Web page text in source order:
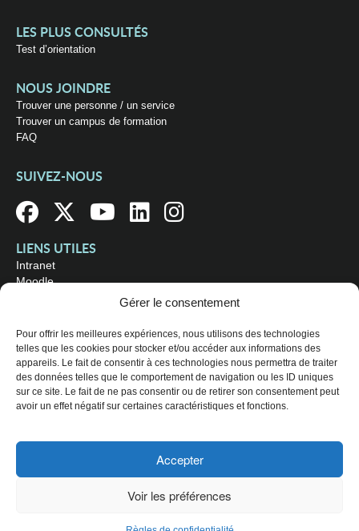
Gérer le consentement
Pour offrir les meilleures expériences, nous utilisons des technologies
telles que les cookies pour stocker et/ou accéder aux informations des
appareils. Le fait de consentir à ces technologies nous permettra de traiter
des données telles que le comportement de navigation ou les ID uniques
sur ce site. Le fait de ne pas consentir ou de retirer son consentement peut
avoir un effet négatif sur certaines caractéristiques et fonctions.
Accepter
Voir les préférences
LES PLUS CONSULTÉS
Test d’orientation
NOUS JOINDRE
Trouver une personne / un service
Trouver un campus de formation
FAQ
SUIVEZ-NOUS
LIENS UTILES
Intranet
Moodle
OÙ NOUS TROUVER
Campus principal
3800, rue Sherbrooke Est
Montréal (Québec) H1X 2A2
Consultez lesheures d'ouverture
© 2026 Collège de Maisonneuve. Tous droits réservés.